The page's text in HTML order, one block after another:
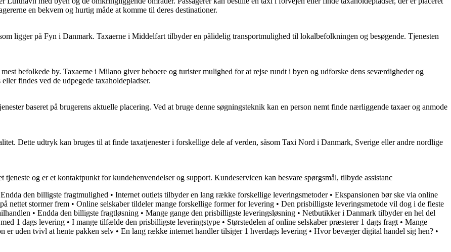
en bekvem og hurtig måde at komme til deres destinationer.
ligger på Fyn i Danmark. Taxaerne i Middelfart tilbyder en pålidelig transportmulighed til lokalbefolkningen og besøgende. Tjenesten
befolkede by. Taxaerne i Milano giver beboere og turister mulighed for at rejse rundt i byen og udforske dens seværdigheder og
findes ved de udpegede taxaholdepladser.
baseret på brugerens aktuelle placering. Ved at bruge denne søgningsteknik kan en person nemt finde nærliggende taxaer og anmode
Dette udtryk kan bruges til at finde taxatjenester i forskellige dele af verden, såsom Taxi Nord i Danmark, Sverige eller andre nordlige
og er et kontaktpunkt for kundehenvendelser og support. Kundeservicen kan besvare spørgsmål, tilbyde assistanc
Endda den billigste fragtmulighed • Internet outlets tilbyder en lang række forskellige leveringsmetoder• Ekspansionen bør ske via online
nettet stormer frem • Online selskaber tildeler mange forskellige former for levering • Den prisbilligste leveringsmetode vil dog i de fleste
• Endda den billigste fragtløsning • Mange gange den prisbilligste leveringsløsning • Netbutikker i Danmark tilbyder en hel del
1 dags levering • I mange tilfælde den prisbilligste leveringstype • Størstedelen af online selskaber præsterer 1 dags fragt • Mange
er uden tvivl at hente pakken selv • En lang række internet handler tilsiger 1 hverdags levering • Hvor bevæger digital handel sig hen? •